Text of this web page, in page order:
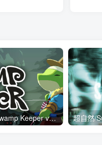
沼泽守护者/Swamp Keeper v1.20a|动作冒险|容量1.1GB|免安装绿色中文版